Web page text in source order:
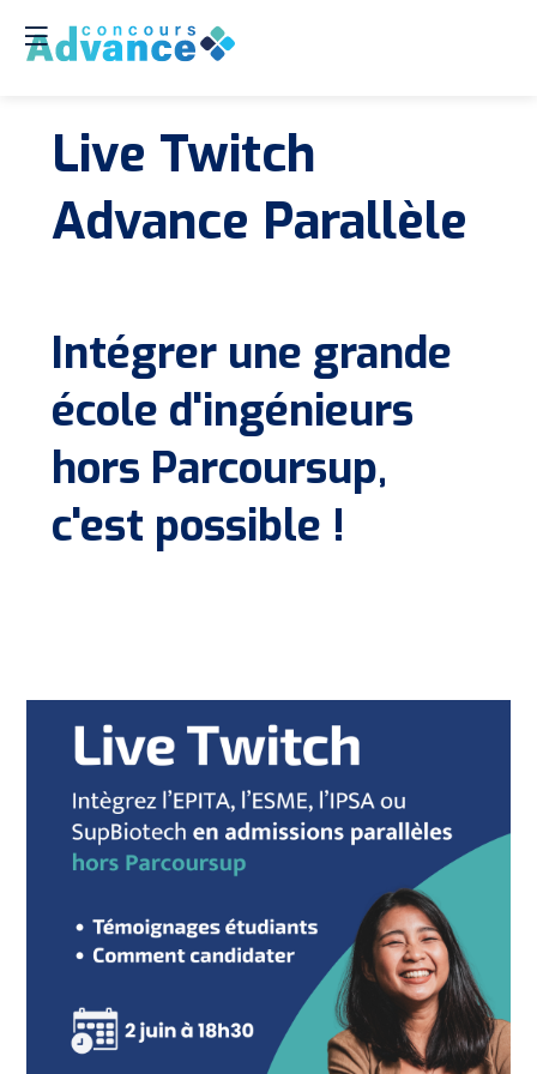
Live Twitch
Advance Parallèle
Intégrer une grande
école d'ingénieurs
hors Parcoursup,
c'est possible !